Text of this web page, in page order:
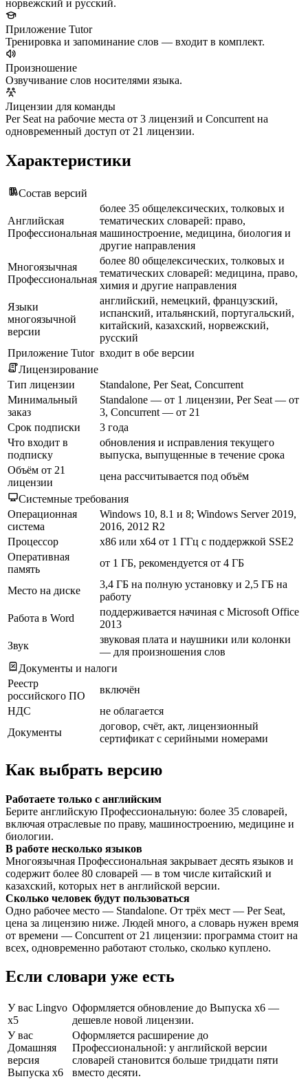
норвежский и русский.
Приложение Tutor
Тренировка и запоминание слов — входит в комплект.
Произношение
Озвучивание слов носителями языка.
Лицензии для команды
Per Seat на рабочие места от 3 лицензий и Concurrent на
одновременный доступ от 21 лицензии.
Характеристики
Состав версий
Английская
Профессиональная
более 35 общелексических, толковых и
тематических словарей: право,
машиностроение, медицина, биология и
другие направления
Многоязычная
Профессиональная
более 80 общелексических, толковых и
тематических словарей: медицина, право,
химия и другие направления
Языки
многоязычной
версии
английский, немецкий, французский,
испанский, итальянский, португальский,
китайский, казахский, норвежский,
русский
Приложение Tutor входит в обе версии
Лицензирование
Тип лицензии
Standalone, Per Seat, Concurrent
Минимальный
заказ
Standalone — от 1 лицензии, Per Seat — от
3, Concurrent — от 21
Срок подписки
3 года
Что входит в
подписку
обновления и исправления текущего
выпуска, выпущенные в течение срока
Объём от 21
лицензии
цена рассчитывается под объём
Системные требования
Операционная
система
Windows 10, 8.1 и 8; Windows Server 2019,
2016, 2012 R2
Процессор
x86 или x64 от 1 ГГц с поддержкой SSE2
Оперативная
память
от 1 ГБ, рекомендуется от 4 ГБ
Место на диске
3,4 ГБ на полную установку и 2,5 ГБ на
работу
Работа в Word
поддерживается начиная с Microsoft Office
2013
Звук
звуковая плата и наушники или колонки
— для произношения слов
Документы и налоги
Реестр
российского ПО
включён
НДС
не облагается
Документы
договор, счёт, акт, лицензионный
сертификат с серийными номерами
Как выбрать версию
Работаете только с английским
Берите английскую Профессиональную: более 35 словарей,
включая отраслевые по праву, машиностроению, медицине и
биологии.
В работе несколько языков
Многоязычная Профессиональная закрывает десять языков и
содержит более 80 словарей — в том числе китайский и
казахский, которых нет в английской версии.
Сколько человек будут пользоваться
Одно рабочее место — Standalone. От трёх мест — Per Seat,
цена за лицензию ниже. Людей много, а словарь нужен время
от времени — Concurrent от 21 лицензии: программа стоит на
всех, одновременно работают столько, сколько куплено.
Если словари уже есть
У вас Lingvo
x5
Оформляется обновление до Выпуска x6 —
дешевле новой лицензии.
У вас
Домашняя
версия
Выпуска x6
Оформляется расширение до
Профессиональной: у английской версии
словарей становится больше тридцати пяти
вместо десяти.